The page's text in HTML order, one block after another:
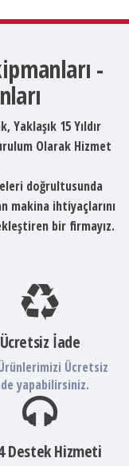
-
Yaklaşık 15 Yıldır
Olarak Hizmet
doğrultusunda
makina ihtiyaçlarını
bir firmayız.
Ücretsiz İade
Ücretsiz
yapabilirsiniz.
Destek Hizmeti